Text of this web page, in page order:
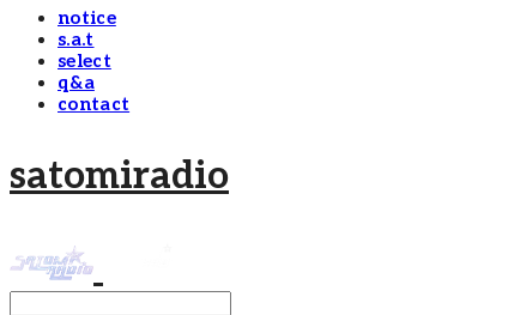
notice
s.a.t
select
q&a
contact
satomiradio